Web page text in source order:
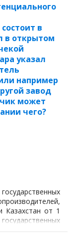
года № 687
в
в открытом
указал
например
завод
может
чего?
Казахстан от 1
осуществления